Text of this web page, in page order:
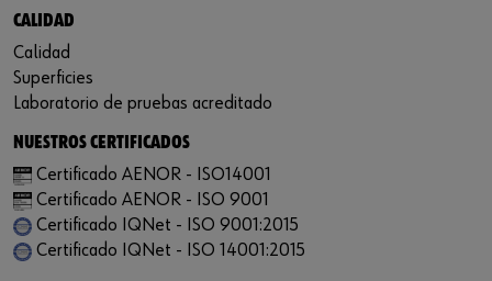
CALIDAD
Calidad
Superficies
Laboratorio de pruebas acreditado
NUESTROS CERTIFICADOS
Certificado AENOR - ISO14001
Certificado AENOR - ISO 9001
Certificado IQNet - ISO 9001:2015
Certificado IQNet - ISO 14001:2015